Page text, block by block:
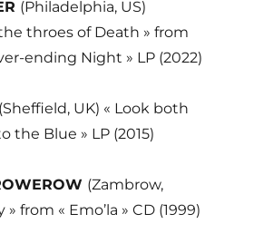
(Philadelphia, US)
throes of Death » from
ending Night » LP (2022)
(Sheffield, UK) « Look both
the Blue » LP (2015)
(Zambrow,
from « Emo’la » CD (1999)